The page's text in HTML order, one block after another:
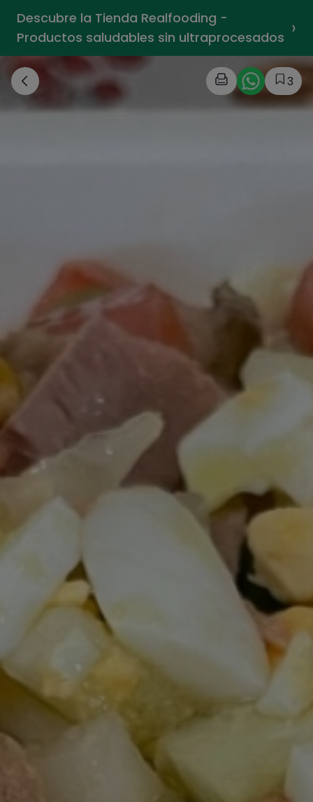
Descubre la Tienda Realfooding -
Productos saludables sin ultraprocesados ›
3